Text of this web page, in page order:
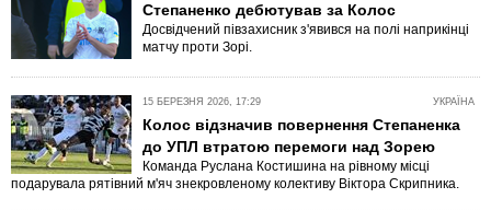
Степаненко дебютував за Колос
Досвідчений півзахисник з'явився на полі наприкінці
матчу проти Зорі.
УКРАЇНА
15 БЕРЕЗНЯ 2026, 17:29
Колос відзначив повернення Степаненка
до УПЛ втратою перемоги над Зорею
Команда Руслана Костишина на рівному місці
подарувала рятівний м'яч знекровленому колективу Віктора Скрипника.